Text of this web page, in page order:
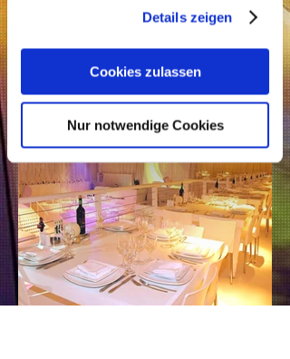
möglicherweise mit weiteren Daten
zusammen, die Sie ihnen bereitgestellt
haben oder die sie im Rahmen Ihrer
Nutzung der Dienste gesammelt
Details zeigen
Cookies zulassen
Nur notwendige Cookies